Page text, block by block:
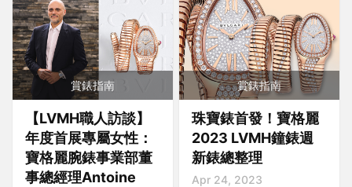
賞錶指南
【LVMH職人訪談】
年度首展專屬女性：
寶格麗腕錶事業部董
事總經理Antoine
賞錶指南
珠寶錶首發！寶格麗
2023 LVMH鐘錶週
新錶總整理
Apr 24, 2023